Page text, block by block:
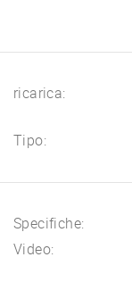
ricarica:
Tipo:
Specifiche:
Video: